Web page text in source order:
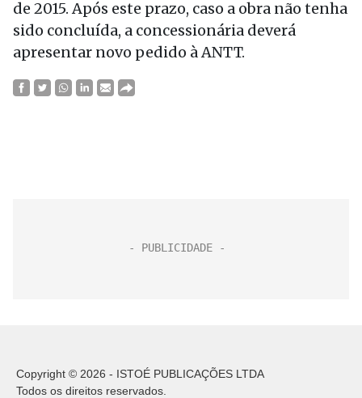
de 2015. Após este prazo, caso a obra não tenha
sido concluída, a concessionária deverá
apresentar novo pedido à ANTT.
Copyright © 2026 - ISTOÉ PUBLICAÇÕES LTDA
Todos os direitos reservados.